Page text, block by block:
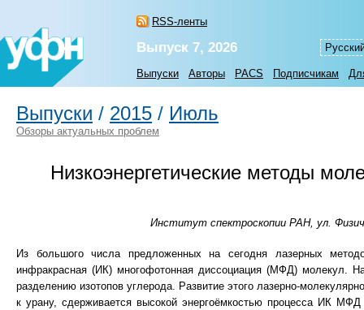
RSS-ленты
Выпуск 7, 2026
Выпуски Авторы PACS Подписчикам
Выпуски / 2015 / Июль
Обзоры актуальных проблем
Низкоэнергетические методы
Институт спектроскопии РАН, ул.
Из большого числа предложенных на сегодня лазерных
инфракрасная (ИК) многофотонная диссоциация (МФД) молекул.
разделению изотопов углерода. Развитие этого лазерно-
к урану, сдерживается высокой энергоёмкостью процесса ИК